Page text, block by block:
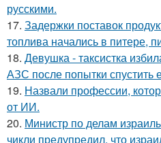
русскими.
17. Задержки поставок
топлива начались в питере,
18. Девушка - таксистка
АЗС после попытки спустить
19. Назвали профессии,
от ИИ.
20. Министр по делам
чикли предупредил, что